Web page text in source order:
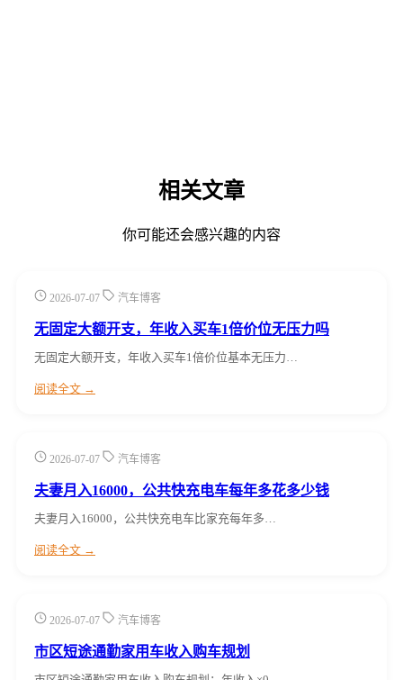
相关文章
你可能还会感兴趣的内容
2026-07-07 汽车博客
无固定大额开支，年收入买车1倍价位无压力吗
无固定大额开支，年收入买车1倍价位基本无压力…
阅读全文 →
2026-07-07 汽车博客
夫妻月入16000，公共快充电车每年多花多少钱
夫妻月入16000，公共快充电车比家充每年多…
阅读全文 →
2026-07-07 汽车博客
市区短途通勤家用车收入购车规划